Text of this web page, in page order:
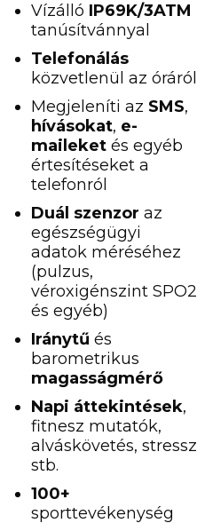
Vízálló IP69K/3ATM
tanúsítvánnyal
Telefonálás
közvetlenül az óráról
Megjeleníti az SMS,
hívásokat, e-
maileket és egyéb
értesítéseket a
telefonról
Duál szenzor az
egészségügyi
adatok méréséhez
(pulzus,
véroxigénszint SPO2
és egyéb)
Iránytű és
barometrikus
magasságmérő
Napi áttekintések,
fitnesz mutatók,
alváskövetés, stressz
stb.
100+
sporttevékenység